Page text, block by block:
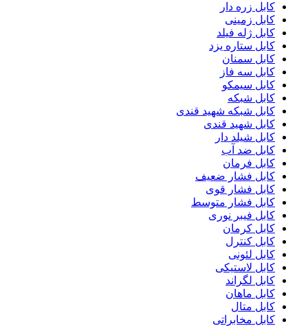
کابل زره دار
کابل زمینی
کابل ژله فیلد
کابل ستاره یزد
کابل سمنان
کابل سه فاز
کابل سیمکو
کابل شبکه
کابل شبکه شهید قندی
کابل شهید قندی
کابل شیلد دار
کابل ضد آب
کابل فرمان
کابل فشار ضعیف
کابل فشار قوی
کابل فشار متوسط
کابل فیبر نوری
کابل کرمان
کابل کنترل
کابل لئونی
کابل لاستیکی
کابل لگراند
کابل ماهان
کابل متال
کابل مخابراتی